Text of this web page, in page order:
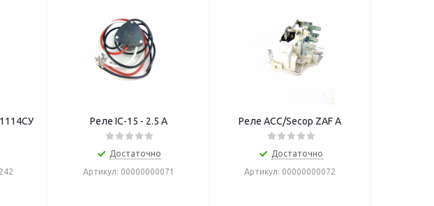
Реле IC-15 - 2.5 A
Достаточно
Артикул: 00000000071
Реле ACC/Secop ZAF A
Достаточно
Артикул: 00000000072